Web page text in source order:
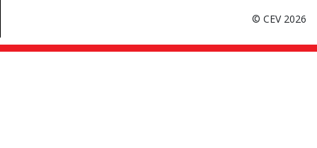
© CEV 2026